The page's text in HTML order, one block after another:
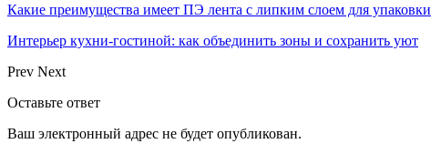
Какие преимущества имеет ПЭ лента с липким слоем для упаковки
Интерьер кухни-гостиной: как объединить зоны и сохранить уют
Prev Next
Оставьте ответ
Ваш электронный адрес не будет опубликован.